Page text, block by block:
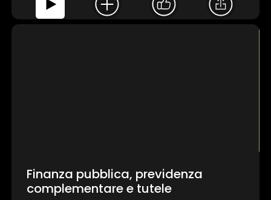
Finanza pubblica, previdenza
complementare e tutele